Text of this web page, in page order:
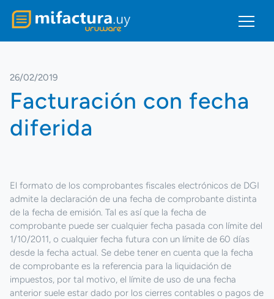
26/02/2019
Facturación con fecha
diferida
El formato de los comprobantes fiscales electrónicos de DGI
admite la declaración de una fecha de comprobante distinta
de la fecha de emisión. Tal es así que la fecha de
comprobante puede ser cualquier fecha pasada con límite del
1/10/2011, o cualquier fecha futura con un límite de 60 días
desde la fecha actual. Se debe tener en cuenta que la fecha
de comprobante es la referencia para la liquidación de
impuestos, por tal motivo, el límite de uso de una fecha
anterior suele estar dado por los cierres contables o pagos de